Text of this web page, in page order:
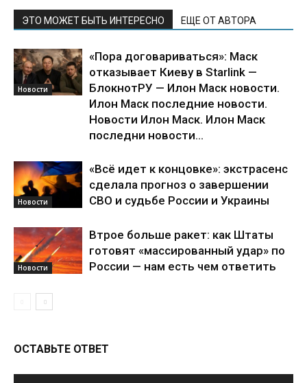
ЭТО МОЖЕТ БЫТЬ ИНТЕРЕСНО ЕЩЕ ОТ АВТОРА
Новости
«Пора договариваться»: Маск
отказывает Киеву в Starlink —
БлокнотРУ — Илон Маск новости.
Илон Маск последние новости.
Новости Илон Маск. Илон Маск
последни новости...
Новости
«Всё идет к концовке»: экстрасенс
сделала прогноз о завершении
СВО и судьбе России и Украины
Новости
Втрое больше ракет: как Штаты
готовят «массированный удар» по
России — нам есть чем ответить
ОСТАВЬТЕ ОТВЕТ